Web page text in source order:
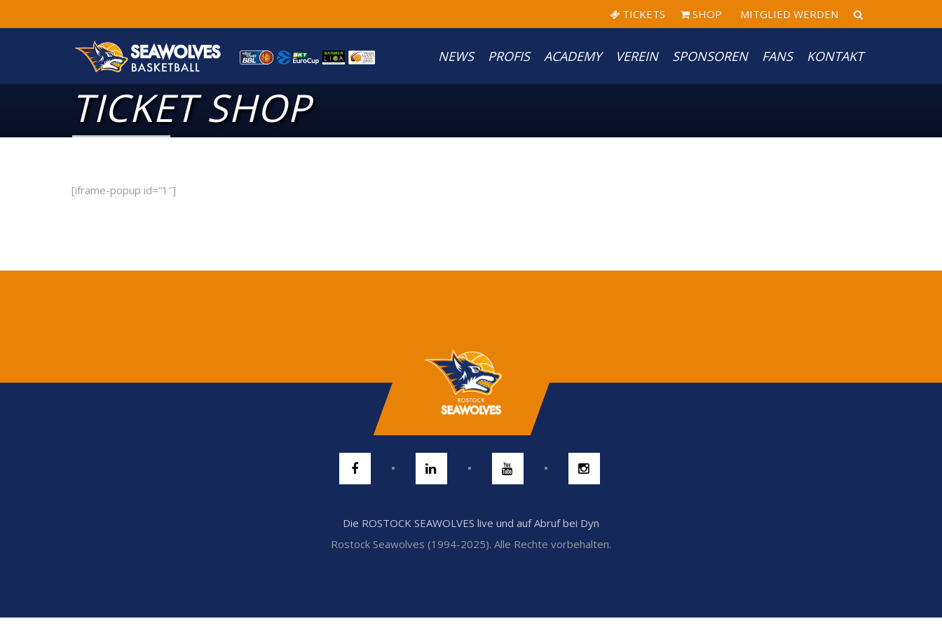
TICKETS SHOP MITGLIED WERDEN
NEWS PROFIS ACADEMY VEREIN SPONSOREN FANS KONTAKT
TICKET SHOP
[iframe-popup id=“1″]
Die ROSTOCK SEAWOLVES live und auf Abruf bei Dyn
Rostock Seawolves (1994-2025). Alle Rechte vorbehalten.